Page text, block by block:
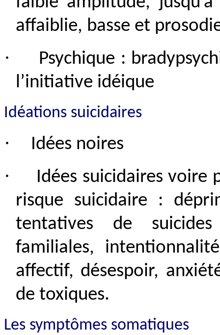
affaiblie, basse et
·
Psychique :
l’initiative idéique
Idéations suicidaires
· Idées noires
·
Idées suicidaires voire
risque suicidaire :
tentatives de
familiales,
affectif, désespoir,
de toxiques.
Les symptômes somatiques